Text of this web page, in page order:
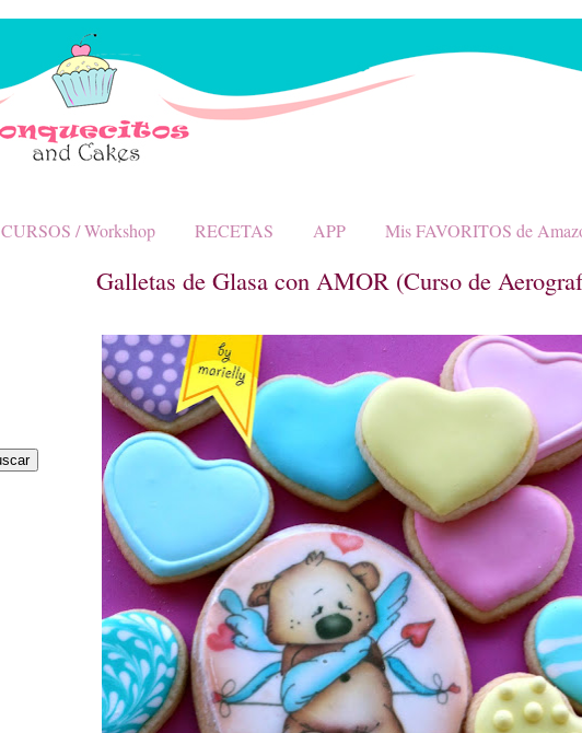
CURSOS / Workshop RECETAS APP Mis FAVORITOS de
Galletas de Glasa con AMOR (Curso de